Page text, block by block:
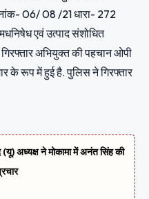
06/ 08 /21 धारा- 272
एवं उत्पाद संशोधित
अभियुक्त की पहचान ओपी
के रूप में हुई है. पुलिस ने गिरफ्तार
(यू) अध्यक्ष ने मोकामा में अनंत सिंह की